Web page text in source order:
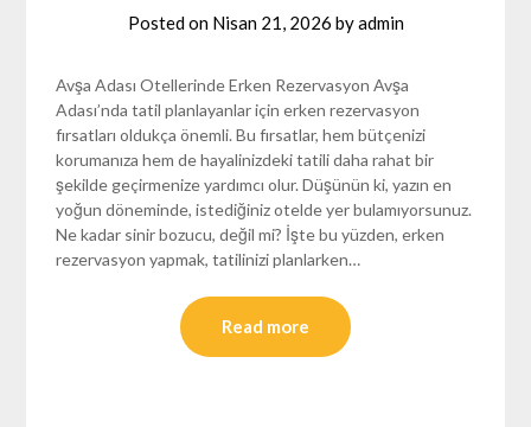
Posted on Nisan 21, 2026 byadmin
Avşa Adası Otellerinde Erken Rezervasyon Avşa
Adası’nda tatil planlayanlar için erken rezervasyon
fırsatları oldukça önemli. Bu fırsatlar, hem bütçenizi
korumanıza hem de hayalinizdeki tatili daha rahat bir
şekilde geçirmenize yardımcı olur. Düşünün ki, yazın en
yoğun döneminde, istediğiniz otelde yer bulamıyorsunuz.
Ne kadar sinir bozucu, değil mi? İşte bu yüzden, erken
rezervasyon yapmak, tatilinizi planlarken…
Read more